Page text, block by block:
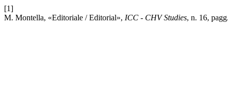
[1]
M. Montella, «Editoriale / Editorial», ICC - CHV Studies, n. 16,